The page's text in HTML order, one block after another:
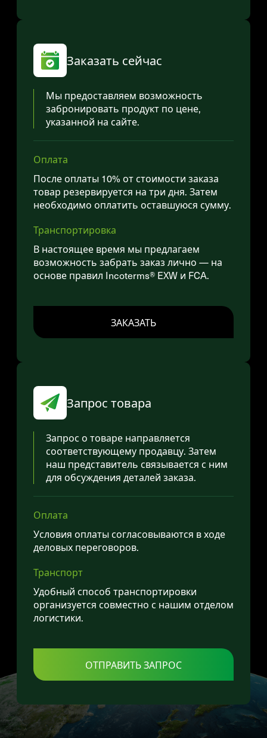
Заказать сейчас
Мы предоставляем возможность
забронировать продукт по цене,
указанной на сайте.
Оплата
После оплаты 10% от стоимости заказа
товар резервируется на три дня. Затем
необходимо оплатить оставшуюся сумму.
Транспортировка
В настоящее время мы предлагаем
возможность забрать заказ лично — на
основе правил Incoterms® EXW и FCA.
ЗАКАЗАТЬ
Запрос товара
Запрос о товаре направляется
соответствующему продавцу. Затем
наш представитель связывается с ним
для обсуждения деталей заказа.
Оплата
Условия оплаты согласовываются в ходе
деловых переговоров.
Транспорт
Удобный способ транспортировки
организуется совместно с нашим отделом
логистики.
ОТПРАВИТЬ ЗАПРОС